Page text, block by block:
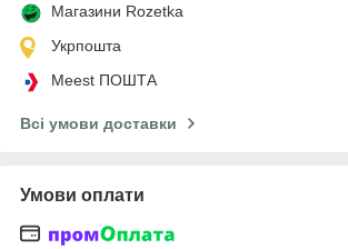
Магазини Rozetka
Укрпошта
Meest ПОШТА
Всі умови доставки
Умови оплати